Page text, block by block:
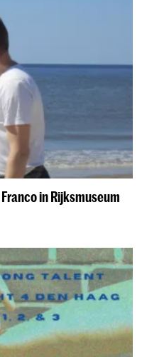
in Rijksmuseum